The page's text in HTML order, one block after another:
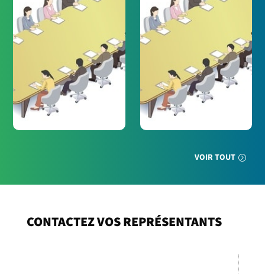
VOIR TOUT
CONTACTEZ VOS REPRÉSENTANTS